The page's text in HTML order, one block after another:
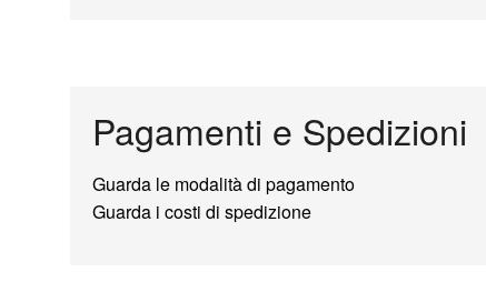
Pagamenti e Spedizioni
Guarda le modalità di pagamento
Guarda i costi di spedizione